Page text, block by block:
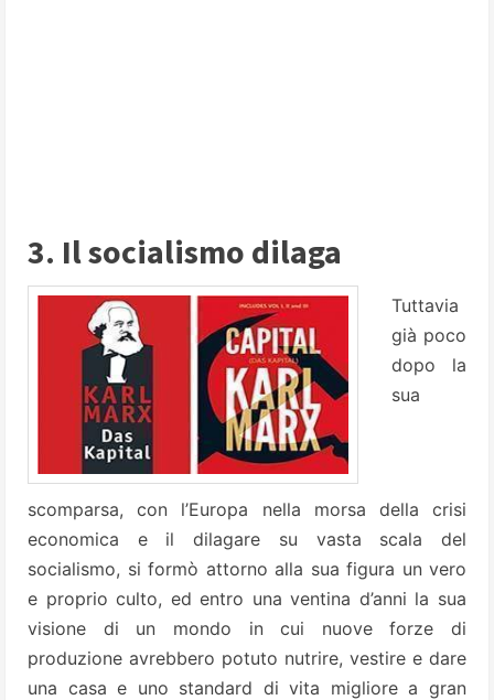
3. Il socialismo dilaga
Tuttavia
già poco
dopo la
sua
scomparsa, con l’Europa nella morsa della crisi
economica e il dilagare su vasta scala del
socialismo, si formò attorno alla sua figura un vero
e proprio culto, ed entro una ventina d’anni la sua
visione di un mondo in cui nuove forze di
produzione avrebbero potuto nutrire, vestire e dare
una casa e uno standard di vita migliore a gran